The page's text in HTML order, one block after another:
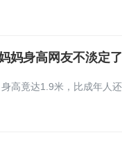
妈身高网友不淡定了